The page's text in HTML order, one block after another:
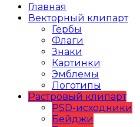
Главная
Векторный клипарт
Гербы
Флаги
Знаки
Картинки
Эмблемы
Логотипы
Растровый клипарт
PSD-исходники
Бейджи